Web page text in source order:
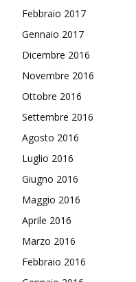
Febbraio 2017
Gennaio 2017
Dicembre 2016
Novembre 2016
Ottobre 2016
Settembre 2016
Agosto 2016
Luglio 2016
Giugno 2016
Maggio 2016
Aprile 2016
Marzo 2016
Febbraio 2016